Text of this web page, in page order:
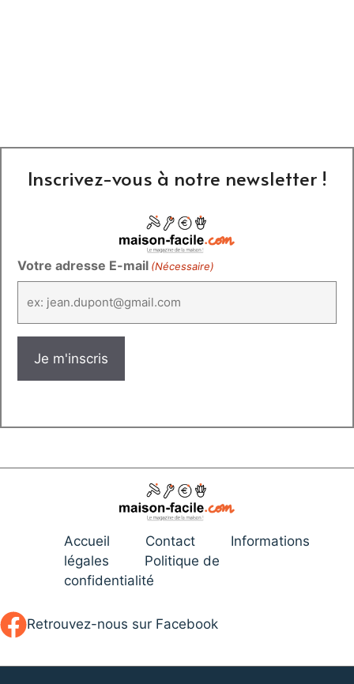
Inscrivez-vous à notre newsletter !
Votre adresse E-mail (Nécessaire)
Accueil Contact
Informations
légales
Politique de
confidentialité
Retrouvez-nous sur Facebook